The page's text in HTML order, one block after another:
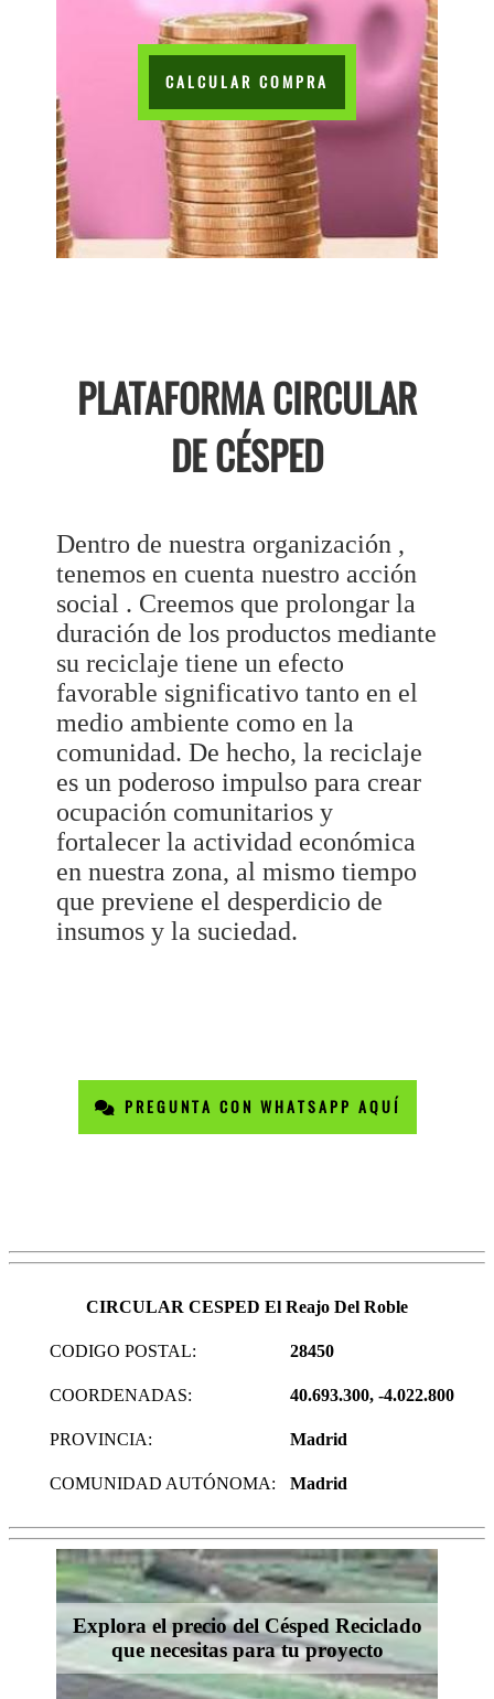
CALCULAR COMPRA
PLATAFORMA CIRCULAR
DE CÉSPED
Dentro de nuestra organización ,
tenemos en cuenta nuestro acción
social . Creemos que prolongar la
duración de los productos mediante
su reciclaje tiene un efecto
favorable significativo tanto en el
medio ambiente como en la
comunidad. De hecho, la reciclaje
es un poderoso impulso para crear
ocupación comunitarios y
fortalecer la actividad económica
en nuestra zona, al mismo tiempo
que previene el desperdicio de
insumos y la suciedad.
PREGUNTA CON WHATSAPP AQUÍ
CIRCULAR CESPED El Reajo Del Roble
CODIGO POSTAL: 28450
COORDENADAS: 40.693.300, -4.022.800
PROVINCIA: Madrid
COMUNIDAD AUTÓNOMA: Madrid
Explora el precio del Césped Reciclado
que necesitas para tu proyecto